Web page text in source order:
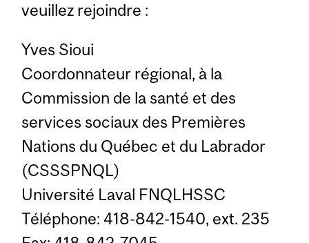
veuillez rejoindre :
Yves Sioui
Coordonnateur régional, à la
Commission de la santé et des
services sociaux des Premières
Nations du Québec et du Labrador
(CSSSPNQL)
Université Laval FNQLHSSC
Téléphone: 418-842-1540, ext. 235